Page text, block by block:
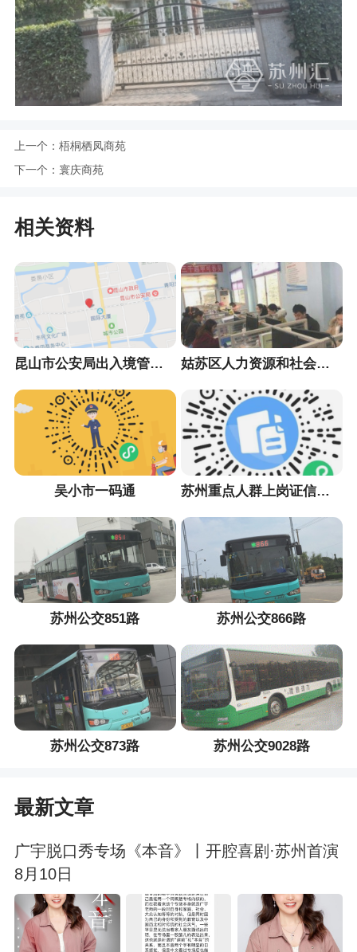
上一个： 梧桐栖凤商苑
下一个： 寰庆商苑
相关资料
昆山市公安局出入境管理大队 姑苏区人力资源和社会保障局
吴小市一码通 苏州重点人群上岗证信息采集小程序
苏州公交851路 苏州公交866路
苏州公交873路 苏州公交9028路
最新文章
广宇脱口秀专场《本音》丨开腔喜剧·苏州首演
8月10日